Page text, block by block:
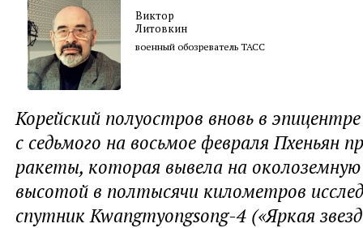
Виктор
Литовкин
военный обозреватель ТАСС
Корейский полуостров вновь в
с седьмого на восьмое февраля Пхеньян
ракеты, которая вывела на
высотой в полтысячи километров
спутник Kwangmyongsong-4 («Яркая